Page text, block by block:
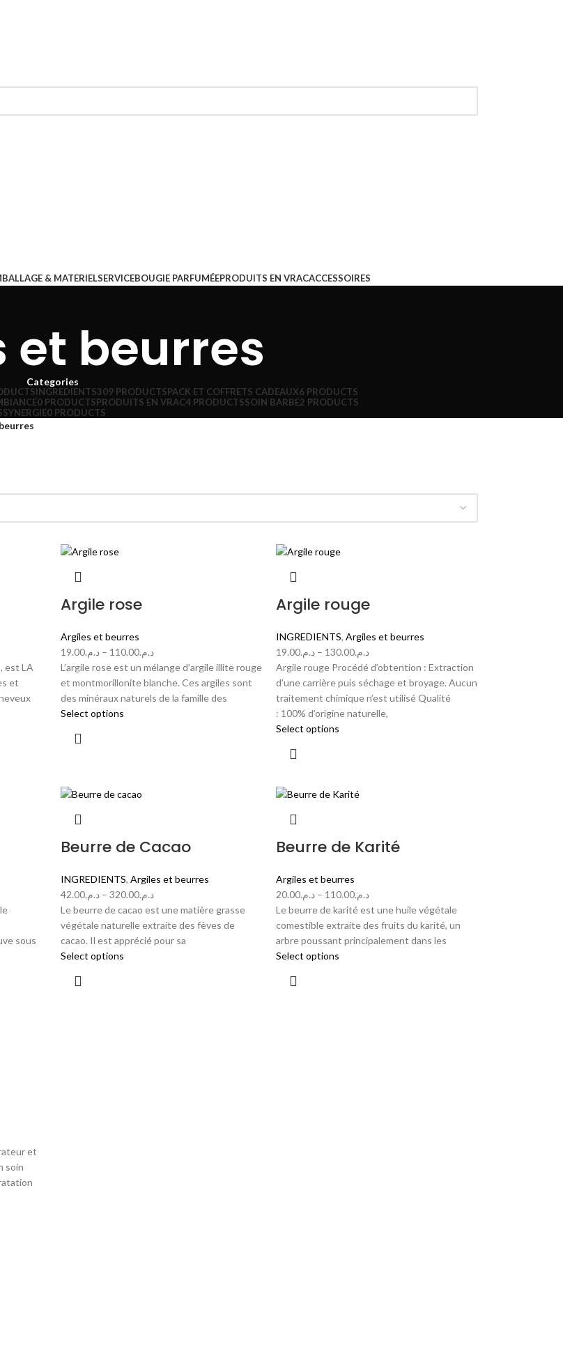
& MATERIELSERVICEBOUGIE PARFUMÉEPRODUITS EN VRACACCESSOIRES
et beurres
Categories
INGREDIENTS309 PRODUCTSPACK ET COFFRETS CADEAUX6 PRODUCTS
0 PRODUCTSPRODUITS EN VRAC4 PRODUCTSSOIN BARBE2 PRODUCTS
SYNERGIE0 PRODUCTS
est LA
et
Argile rose
Argiles et beurres
د.م.19.00 – د.م.110.00
L’argile rose est un mélange d’argile illite rouge
et montmorillonite blanche. Ces argiles sont
des minéraux naturels de la famille des
Select options
Argile rouge
INGREDIENTS,Argiles et beurres
د.م.19.00 – د.م.130.00
Argile rouge Procédé d’obtention : Extraction
d’une carrière puis séchage et broyage. Aucun
traitement chimique n’est utilisé Qualité
: 100% d’origine naturelle,
Select options
sous
Beurre de Cacao
INGREDIENTS, Argiles et beurres
د.م.42.00 – د.م.320.00
Le beurre de cacao est une matière grasse
végétale naturelle extraite des fèves de
cacao. Il est apprécié pour sa
Select options
Beurre de Karité
Argiles et beurres
د.م.20.00 – د.م.110.00
Le beurre de karité est une huile végétale
comestible extraite des fruits du karité, un
arbre poussant principalement dans les
Select options
et
soin